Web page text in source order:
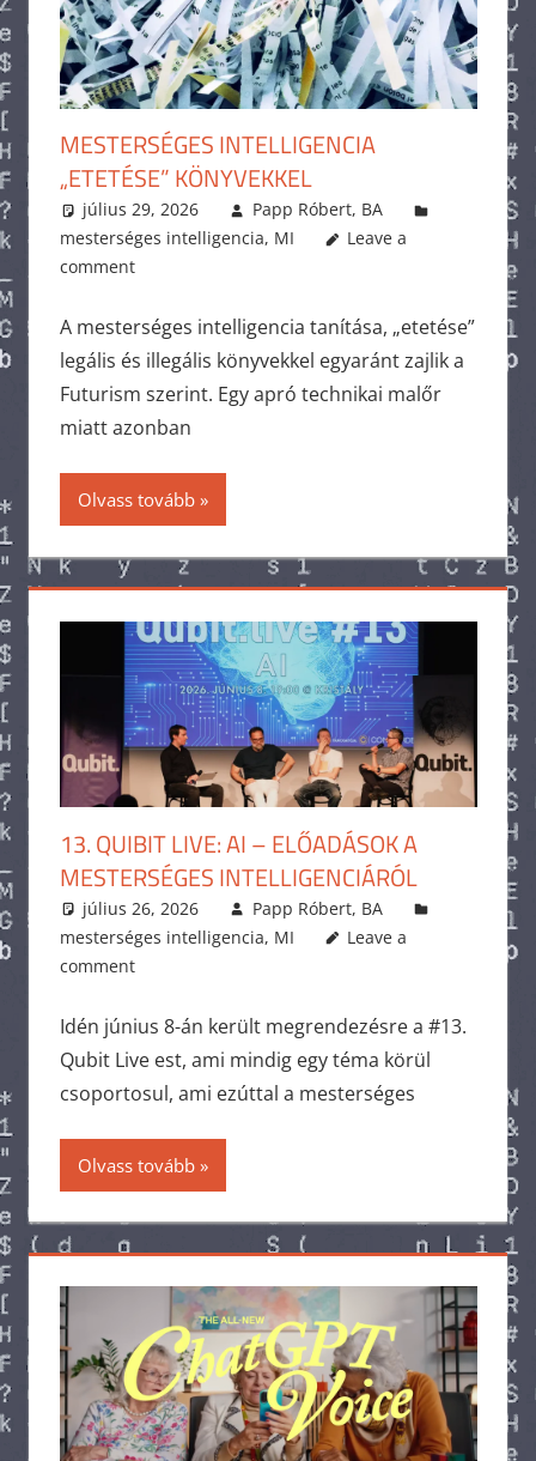
MESTERSÉGES INTELLIGENCIA
„ETETÉSE” KÖNYVEKKEL
július 29, 2026
Papp Róbert, BA
mesterséges intelligencia, MI
Leave a
comment
A mesterséges intelligencia tanítása, „etetése”
legális és illegális könyvekkel egyaránt zajlik a
Futurism szerint. Egy apró technikai malőr
miatt azonban
Olvass tovább
13. QUIBIT LIVE: AI – ELŐADÁSOK A
MESTERSÉGES INTELLIGENCIÁRÓL
július 26, 2026
Papp Róbert, BA
mesterséges intelligencia, MI
Leave a
comment
Idén június 8-án került megrendezésre a #13.
Qubit Live est, ami mindig egy téma körül
csoportosul, ami ezúttal a mesterséges
Olvass tovább